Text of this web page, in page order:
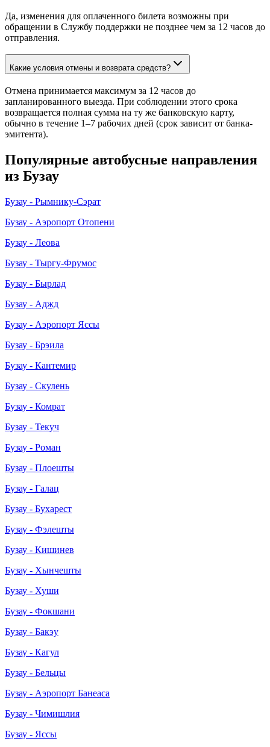
Да, изменения для оплаченного билета возможны при
обращении в Службу поддержки не позднее чем за 12 часов до
отправления.
Какие условия отмены и возврата средств?
Отмена принимается максимум за 12 часов до
запланированного выезда. При соблюдении этого срока
возвращается полная сумма на ту же банковскую карту,
обычно в течение 1–7 рабочих дней (срок зависит от банка-
эмитента).
Популярные автобусные направления
из Бузау
Бузау - Рымнику-Сэрат
Бузау - Аэропорт Отопени
Бузау - Леова
Бузау - Тыргу-Фрумос
Бузау - Бырлад
Бузау - Аджд
Бузау - Аэропорт Яссы
Бузау - Брэила
Бузау - Кантемир
Бузау - Скулень
Бузау - Комрат
Бузау - Текуч
Бузау - Роман
Бузау - Плоешты
Бузау - Галац
Бузау - Бухарест
Бузау - Фэлешты
Бузау - Кишинев
Бузау - Хынчешты
Бузау - Хуши
Бузау - Фокшани
Бузау - Бакэу
Бузау - Кагул
Бузау - Бельцы
Бузау - Аэропорт Банеаса
Бузау - Чимишлия
Бузау - Яссы